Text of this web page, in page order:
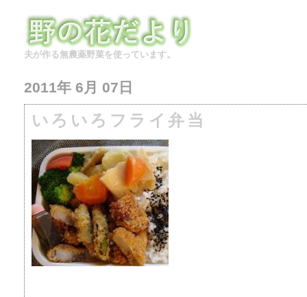
夫が作る無農薬野菜を使っています。
2011年 6月 07日
いろいろフライ弁当